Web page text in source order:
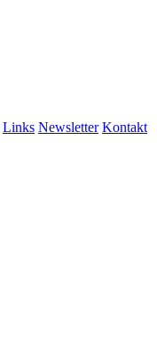
Links Newsletter Kontakt